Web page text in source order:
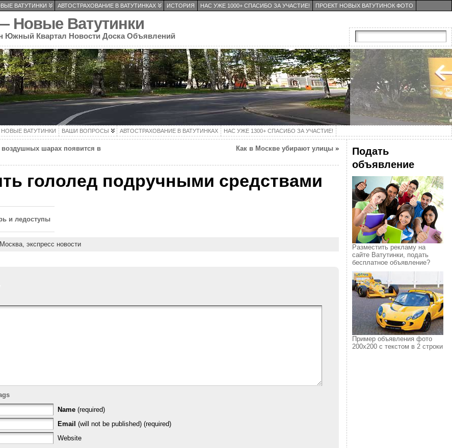
ВАТУТИНКИ АВТОСТРАХОВАНИЕ В ВАТУТИНКАХ ИСТОРИЯ НАС УЖЕ 1000+ СПАСИБО ЗА УЧАСТИЕ! ПРОЕКТ НОВЫХ ВАТУТИНОК ФОТО
Новые Ватутинки
Южный Квартал Новости Доска Объявлений
ВАТУТИНКИ ВАШИ ВОПРОСЫ АВТОСТРАХОВАНИЕ В ВАТУТИНКАХ НАС УЖЕ 1300+ СПАСИБО ЗА УЧАСТИЕ!
шарах появится в
Как в Москве убирают улицы»
гололед подручными средствами
и ледоступы
Москва, экспресс новости
Name (required)
Email (will not be published) (required)
Website
Подать
объявление
Разместить рекламу на
сайте Ватутинки, подать
бесплатное объявление?
Пример объявления фото
200х200 с текстом в 2 строки